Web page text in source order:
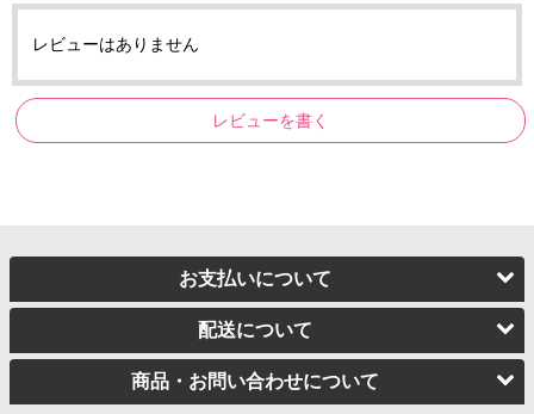
レビューはありません
レビューを書く
お支払いについて
配送について
商品・お問い合わせについて